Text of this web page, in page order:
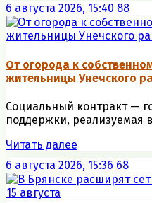
6 августа 2026, 15:40 88
От огорода к
жительницы Унечского
Социальный контракт —
поддержки, реализуемая
Читать далее
6 августа 2026, 15:36 68